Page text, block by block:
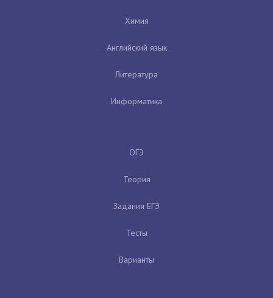
Химия
Английский язык
Литература
Информатика
ОГЭ
Теория
Задания ЕГЭ
Тесты
Варианты